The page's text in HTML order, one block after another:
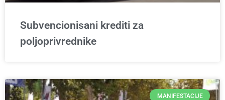
Subvencionisani krediti za
poljoprivrednike
MANIFESTACIJE